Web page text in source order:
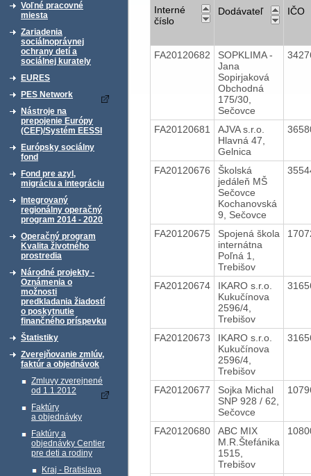
Voľné pracovné
miesta
Zariadenia
sociálnoprávnej
ochrany detí a
sociálnej kurately
EURES
PES Network
Nástroje na
prepojenie Európy
(CEF)/Systém EESSI
Európsky sociálny
fond
Fond pre azyl,
migráciu a integráciu
Integrovaný
regionálny operačný
program 2014 - 2020
Operačný program
Kvalita životného
prostredia
Národné projekty -
Oznámenia o
možnosti
predkladania žiadostí
o poskytnutie
finančného príspevku
Štatistiky
Zverejňovanie zmlúv,
faktúr a objednávok
Zmluvy zverejnené
od 1.1.2012
Faktúry
a objednávky
Faktúry a
objednávky Centier
pre deti a rodiny
Kraj - Bratislava
Interné
číslo
Dodávateľ IČO
FA20120682
SOPKLIMA -
Jana
Sopirjaková
Obchodná
175/30,
Sečovce
FA20120681
AJVA s.r.o.
Hlavná 47,
Gelnica
FA20120676
Školská
jedáleň MŠ
Sečovce
Kochanovská
9, Sečovce
FA20120675
Spojená škola
internátna
Poľná 1,
Trebišov
FA20120674
IKARO s.r.o.
Kukučínova
2596/4,
Trebišov
FA20120673
IKARO s.r.o.
Kukučínova
2596/4,
Trebišov
FA20120677
Sojka Michal
SNP 928 / 62,
Sečovce
FA20120680
ABC MIX
M.R.Štefánika
1515,
Trebišov